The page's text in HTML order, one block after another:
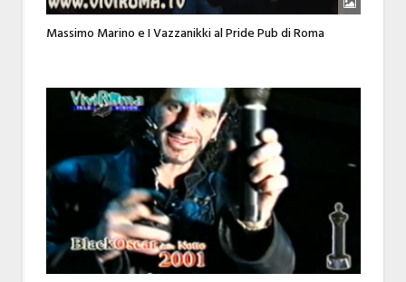
Massimo Marino e I Vazzanikki al Pride Pub di Roma